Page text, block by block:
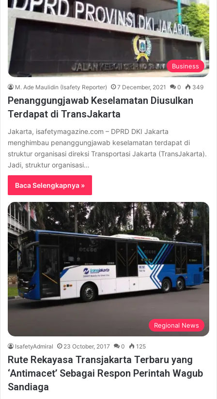
Business
M. Ade Maulidin (Isafety Reporter) 7 December, 2021 0 349
Penanggungjawab Keselamatan Diusulkan
Terdapat di TransJakarta
Jakarta, isafetymagazine.com – DPRD DKI Jakarta
menghimbau penanggungjawab keselamatan terdapat di
struktur organisasi direksi Transportasi Jakarta (TransJakarta).
Jadi, struktur organisasi…
Baca Selengkapnya »
Regional News
IsafetyAdmiral 23 October, 2017 0 125
Rute Rekayasa Transjakarta Terbaru yang
‘Antimacet’ Sebagai Respon Perintah Wagub
Sandiaga